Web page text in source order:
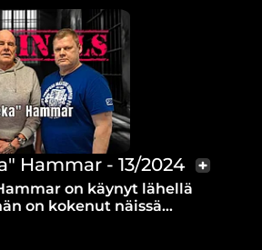
Hammar - 13/2024
on käynyt lähellä
on kokenut näissä
muistoja Rekan
ajoilta kuin siviilistä.